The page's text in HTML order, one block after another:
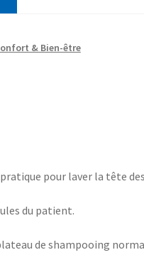
& Bien-être
pour laver la tête
du patient.
de shampooing